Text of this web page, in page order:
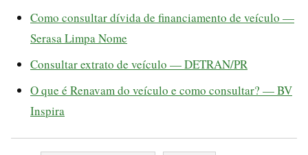
Como consultar dívida de financiamento de veículo —
Serasa Limpa Nome
Consultar extrato de veículo — DETRAN/PR
O que é Renavam do veículo e como consultar? — BV
Inspira